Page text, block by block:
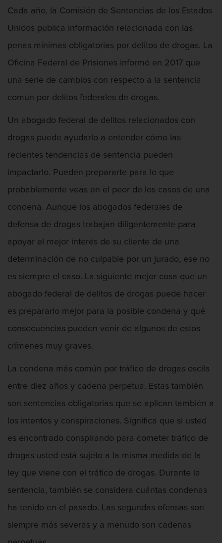
Disuadir a un Testigo
Homicidio
Homicidio Involuntario
Homicidio Voluntario
Intento de Asesinato
DUI
Audiencia Administrativa del DMV
Conducción imprudente con presencia
de alcohol
Conducción Imprudente sin Presencia
de Alcohol
Conducir bajo la influencia de drogas
duid
DUI Causando Lesiones
DUI en menores de edad
Tercera Ofensa de DUI
Fraude Fiscal
Fraude de Tarjeta de Crédito
Hurto Mayor
Peligro de Menores
Abuso de ancianos y Adultos
dependientes
Cada año, la Comisión de Sentencias de los Estados
Unidos publica información relacionada con las
penas mínimas obligatorias por delitos de drogas. La
Oficina Federal de Prisiones informó en 2017 que
una serie de cambios con respecto a la sentencia
común por delitos federales de drogas.
Un abogado federal de delitos relacionados con
drogas puede ayudarlo a entender cómo las
recientes tendencias de sentencia pueden
impactarlo. Pueden prepararte para lo que
probablemente veas en el peor de los casos de una
condena. Aunque los abogados federales de
defensa de drogas trabajan diligentemente para
apoyar el mejor interés de su cliente de una
determinación de no culpable por un jurado, ese no
es siempre el caso. La siguiente mejor cosa que un
abogado federal de delitos de drogas puede hacer
es prepararlo mejor para la posible condena y qué
consecuencias pueden venir de algunos de estos
crímenes muy graves.
La condena más común por tráfico de drogas oscila
entre diez años y cadena perpetua. Estas también
son sentencias obligatorias que se aplican también a
los intentos y conspiraciones. Significa que si usted
es encontrado conspirando para cometer tráfico de
drogas usted está sujeto a la misma medida de la
ley que viene con el tráfico de drogas. Durante la
sentencia, también se considera cuántas condenas
ha tenido en el pasado. Las segundas ofensas son
siempre más severas y a menudo son cadenas